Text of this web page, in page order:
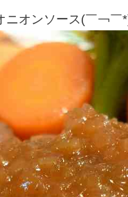
オンソース(￣￢￣